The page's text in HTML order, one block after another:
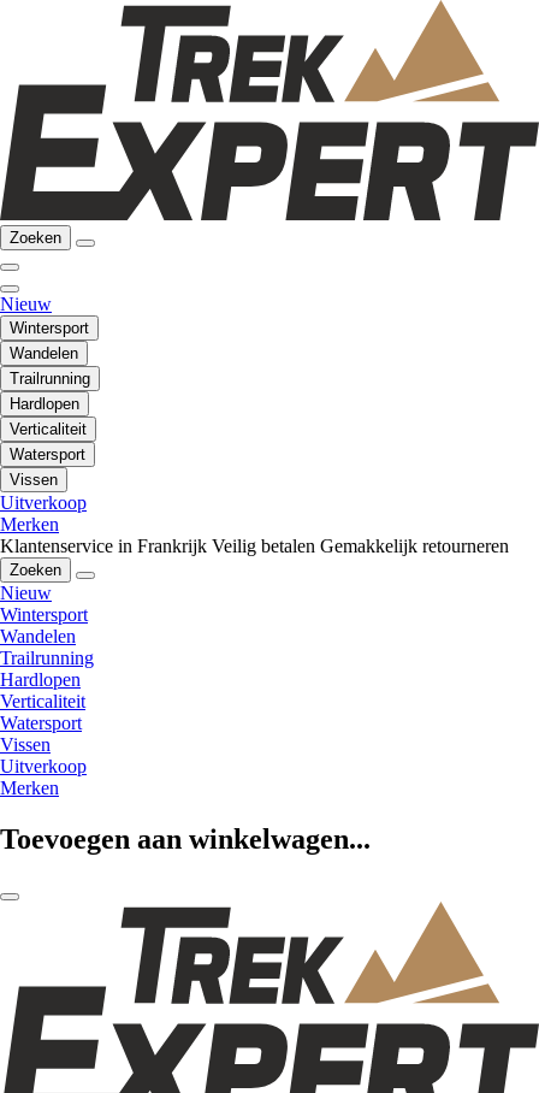
Zoeken
Nieuw
Wintersport
Wandelen
Trailrunning
Hardlopen
Verticaliteit
Watersport
Vissen
Uitverkoop
Merken
Klantenservice in Frankrijk Veilig betalen Gemakkelijk retourneren
Zoeken
Nieuw
Wintersport
Wandelen
Trailrunning
Hardlopen
Verticaliteit
Watersport
Vissen
Uitverkoop
Merken
Toevoegen aan winkelwagen...